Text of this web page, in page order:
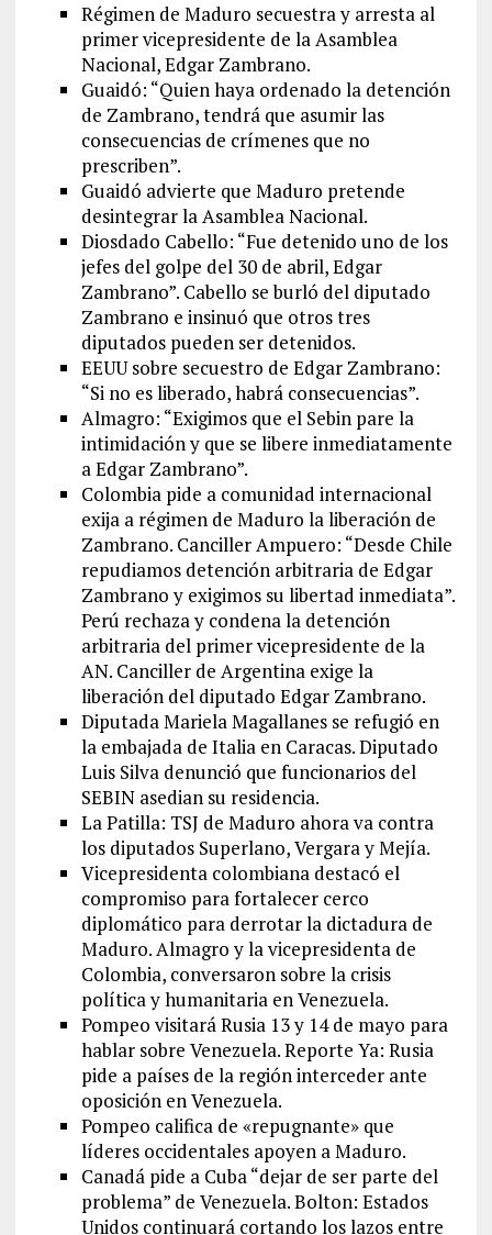
Régimen de Maduro secuestra y arresta al
primer vicepresidente de la Asamblea
Nacional, Edgar Zambrano.
Guaidó: “Quien haya ordenado la detención
de Zambrano, tendrá que asumir las
consecuencias de crímenes que no
prescriben”.
Guaidó advierte que Maduro pretende
desintegrar la Asamblea Nacional.
Diosdado Cabello: “Fue detenido uno de los
jefes del golpe del 30 de abril, Edgar
Zambrano”. Cabello se burló del diputado
Zambrano e insinuó que otros tres
diputados pueden ser detenidos.
EEUU sobre secuestro de Edgar Zambrano:
“Si no es liberado, habrá consecuencias”.
Almagro: “Exigimos que el Sebin pare la
intimidación y que se libere inmediatamente
a Edgar Zambrano”.
Colombia pide a comunidad internacional
exija a régimen de Maduro la liberación de
Zambrano. Canciller Ampuero: “Desde Chile
repudiamos detención arbitraria de Edgar
Zambrano y exigimos su libertad inmediata”.
Perú rechaza y condena la detención
arbitraria del primer vicepresidente de la
AN. Canciller de Argentina exige la
liberación del diputado Edgar Zambrano.
Diputada Mariela Magallanes se refugió en
la embajada de Italia en Caracas. Diputado
Luis Silva denunció que funcionarios del
SEBIN asedian su residencia.
La Patilla: TSJ de Maduro ahora va contra
los diputados Superlano, Vergara y Mejía.
Vicepresidenta colombiana destacó el
compromiso para fortalecer cerco
diplomático para derrotar la dictadura de
Maduro. Almagro y la vicepresidenta de
Colombia, conversaron sobre la crisis
política y humanitaria en Venezuela.
Pompeo visitará Rusia 13 y 14 de mayo para
hablar sobre Venezuela. Reporte Ya: Rusia
pide a países de la región interceder ante
oposición en Venezuela.
Pompeo califica de «repugnante» que
líderes occidentales apoyen a Maduro.
Canadá pide a Cuba “dejar de ser parte del
problema” de Venezuela. Bolton: Estados
Unidos continuará cortando los lazos entre